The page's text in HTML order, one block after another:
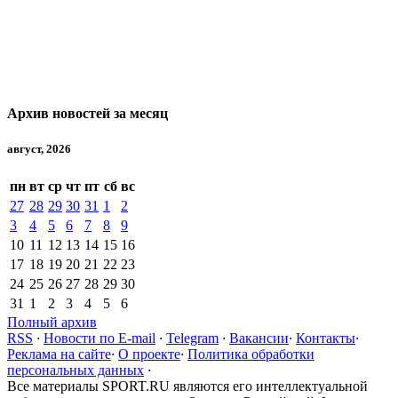
Архив новостей за месяц
август, 2026
пн вт ср чт пт сб вс
27 28 29 30 31 1
2
3
4 5 6 7 8
9
10 11 12 13 14 15 16
17 18 19 20 21 22 23
24 25 26 27 28 29 30
31 1 2 3 4 5
6
Полный архив
RSS · Новости по E-mail · Telegram · Вакансии· Контакты·
Реклама на сайте· О проекте· Политика обработки
персональных данных ·
Все материалы SPORT.RU являются его интеллектуальной